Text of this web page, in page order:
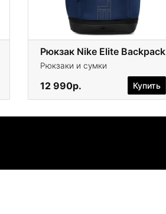
Рюкзак Nike Elite Backpack
Рюкзаки и сумки
12 990р. Купить